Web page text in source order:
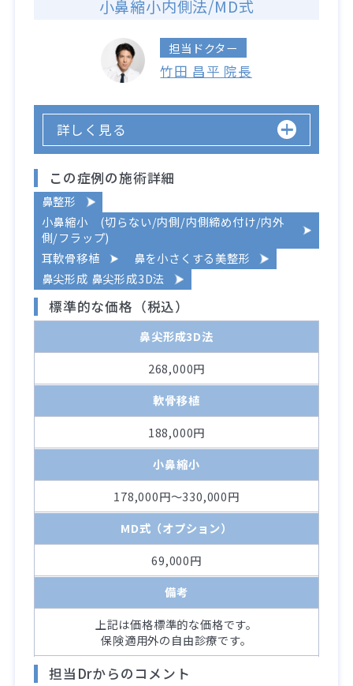
小鼻縮小内側法/MD式
担当ドクター
竹田 昌平 院長
詳しく見る
この症例の施術詳細
鼻整形
小鼻縮小 (切らない/内側/内側締め付け/内外
側/フラップ)
耳軟骨移植
鼻を小さくする美整形
鼻尖形成 鼻尖形成3D法
標準的な価格（税込）
鼻尖形成3D法
268,000円
軟骨移植
188,000円
小鼻縮小
178,000円～330,000円
MD式（オプション）
69,000円
備考
上記は価格標準的な価格です。
保険適用外の自由診療です。
担当Drからのコメント